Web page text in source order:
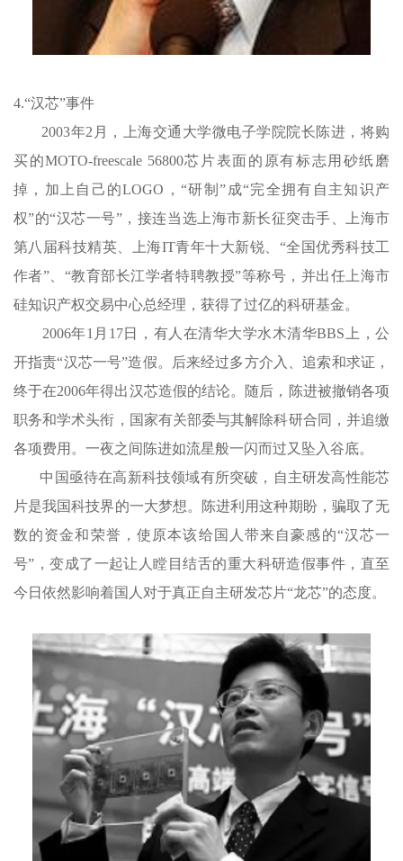
4.“汉芯”事件
2003年2月，上海交通大学微电子学院院长陈进，将购
买的MOTO-freescale 56800芯片表面的原有标志用砂纸磨
掉，加上自己的LOGO，“研制”成“完全拥有自主知识产
权”的“汉芯一号”，接连当选上海市新长征突击手、上海市
第八届科技精英、上海IT青年十大新锐、“全国优秀科技工
作者”、“教育部长江学者特聘教授”等称号，并出任上海市
硅知识产权交易中心总经理，获得了过亿的科研基金。
2006年1月17日，有人在清华大学水木清华BBS上，公
开指责“汉芯一号”造假。后来经过多方介入、追索和求证，
终于在2006年得出汉芯造假的结论。随后，陈进被撤销各项
职务和学术头衔，国家有关部委与其解除科研合同，并追缴
各项费用。一夜之间陈进如流星般一闪而过又坠入谷底。
中国亟待在高新科技领域有所突破，自主研发高性能芯
片是我国科技界的一大梦想。陈进利用这种期盼，骗取了无
数的资金和荣誉，使原本该给国人带来自豪感的“汉芯一
号”，变成了一起让人瞠目结舌的重大科研造假事件，直至
今日依然影响着国人对于真正自主研发芯片“龙芯”的态度。